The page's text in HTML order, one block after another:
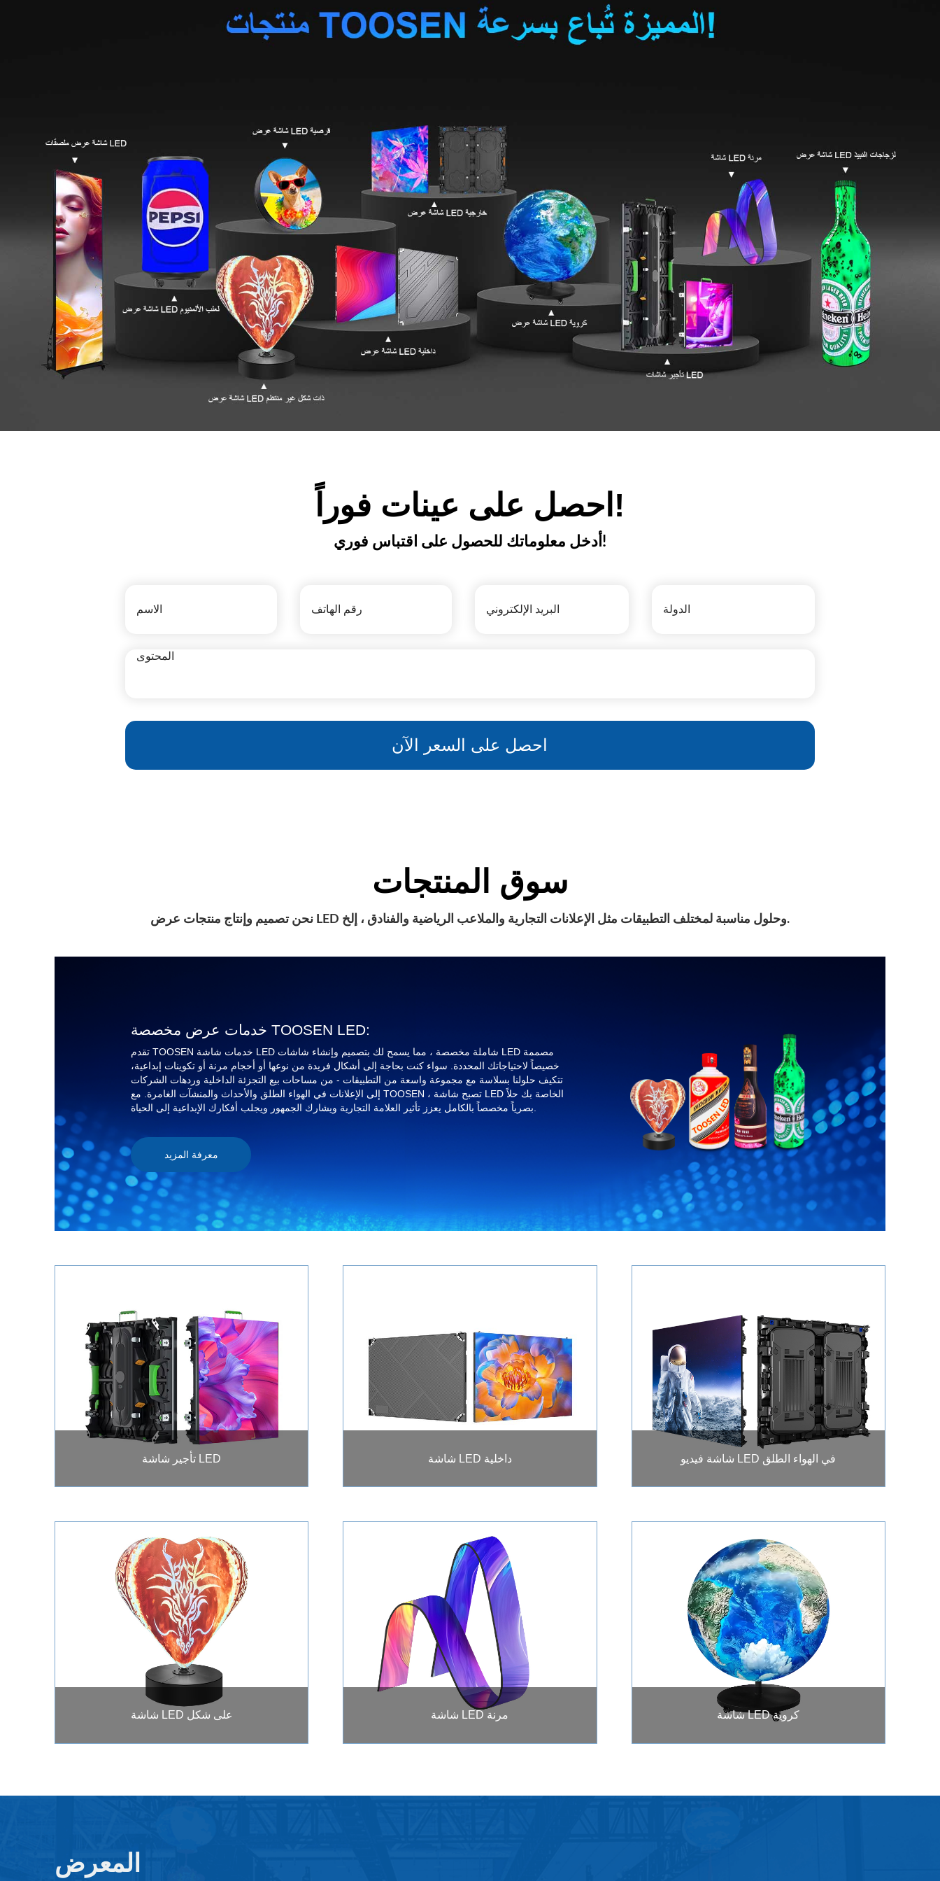
احصل على عينات فوراً!
أدخل معلوماتك للحصول على اقتباس فوري!
سوق المنتجات
نحن تصميم وإنتاج منتجات عرض LED وحلول مناسبة لمختلف التطبيقات مثل الإعلانات التجارية والملاعب الرياضية والفنادق ، إلخ.
خدمات عرض مخصصة TOOSEN LED:
تقدم TOOSEN خدمات شاشة LED شاملة مخصصة ، مما يسمح لك بتصميم وإنشاء شاشات LED مصممة
خصيصاً لاحتياجاتك المحددة. سواء كنت بحاجة إلى أشكال فريدة من نوعها أو أحجام مرنة أو تكوينات إبداعية،
تتكيف حلولنا بسلاسة مع مجموعة واسعة من التطبيقات - من مساحات بيع التجزئة الداخلية وردهات الشركات
إلى الإعلانات في الهواء الطلق والأحداث والمنشآت الغامرة. مع TOOSEN ، تصبح شاشة LED الخاصة بك حلاً
بصرياً مخصصاً بالكامل يعزز تأثير العلامة التجارية ويشارك الجمهور ويجلب أفكارك الإبداعية إلى الحياة.
معرفة المزيد
تأجير شاشة LED شاشة LED داخلية شاشة فيديو LED في الهواء الطلق
شاشة LED على شكل شاشة LED مرنة شاشة LED كروية
المعرض